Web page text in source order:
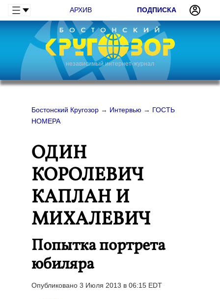
АРХИВ ПОДПИСКА
независимый интернет-журнал
Бостонский Кругозор → Интервью → ГОСТЬ
НОМЕРА
ОДИН
КОРОЛЕВИЧ
КАПЛАН И
МИХАЛЕВИЧ
Попытка портрета
юбиляра
Опубликовано 3 Июля 2013 в 06:15 EDT